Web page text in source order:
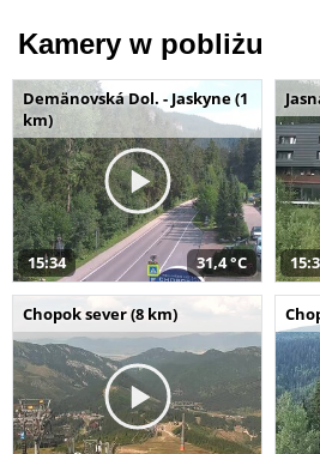
Kamery w pobliżu
Demänovská Dol. - Jaskyne (1
km)
15:34 31,4 °C
Chopok sever (8 km)